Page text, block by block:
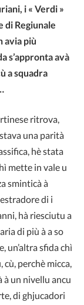
i « Verdi »
di Regiunale
avia più
s’appronta avà
a squadra
ritrova,
una parità
hè stata
mette in vale u
sminticà à
di i
hà riesciutu a
di più à a so
un’altra sfida chì
cù, perchè micca,
à un nivellu ancu
di ghjucadori